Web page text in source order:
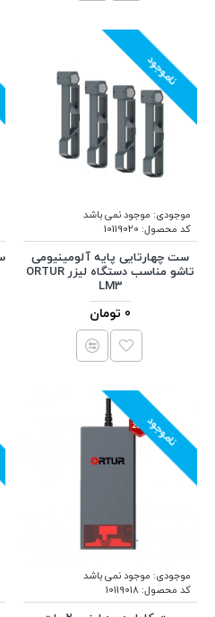
ناموجود
موجودی: موجود نمی باشد
کد محصول: 10119020
ست چهارتایی پایه آلومینیومی
تاشو مناسب دستگاه لیزر ORTUR
LM3
0 تومان
ناموجود
موجودی: موجود نمی باشد
کد محصول:10119018